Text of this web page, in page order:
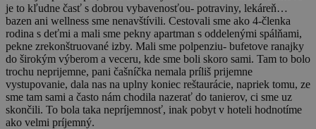
je to kľudne časť s dobrou vybavenosťou- potraviny, lekáreň…
bazen ani wellness sme nenavštívili. Cestovali sme ako 4-členka
rodina s deťmi a mali sme pekny apartman s oddelenými spálňami,
pekne zrekonštruované izby. Mali sme polpenziu- bufetove ranajky
do širokým výberom a veceru, kde sme boli skoro sami. Tam to bolo
trochu neprijemne, pani čašníčka nemala príliš prijemne
vystupovanie, dala nas na uplny koniec reštaurácie, napriek tomu, ze
sme tam sami a často nám chodila nazerať do tanierov, ci sme uz
skončili. To bola taka nepríjemnosť, inak pobyt v hoteli hodnotíme
ako velmi príjemný.